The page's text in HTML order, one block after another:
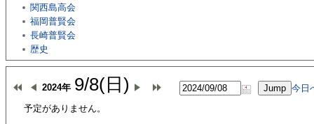
関西島高会
福岡普賢会
長崎普賢会
歴史
2024年 9/8(日)
今日
予定がありません。